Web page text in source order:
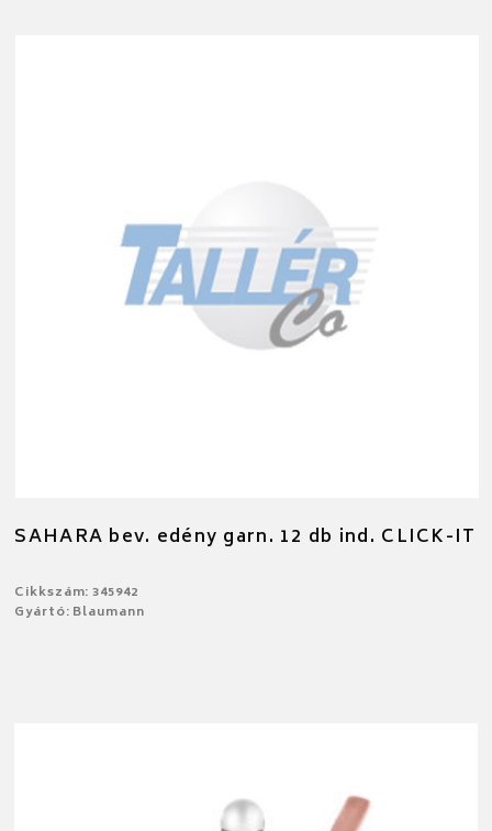
SAHARA bev. edény garn. 12 db ind. CLICK-IT
Cikkszám: 345942
Gyártó: Blaumann